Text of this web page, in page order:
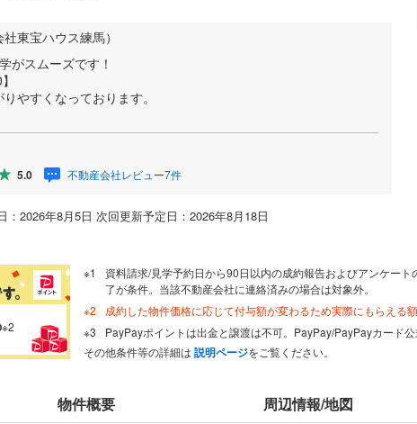
東宝ハウス練馬）
がスムーズです！
やすくなっております。
5.0 不動産会社レビュー7件
2026年8月5日 次回更新予定日：2026年8月18日
※2
資料請求/見学予約日から90日以内の成約報告およびアンケー
了が条件。当該不動産会社に連絡済みの場合は対象外。
成約した物件価格に応じて付与額が変わるため実際にもらえる額
PayPayポイントは出金と譲渡は不可。PayPay/PayPayカード公
その他条件等の詳細は 説明ページをご覧ください。
物件概要 周辺情報/地図